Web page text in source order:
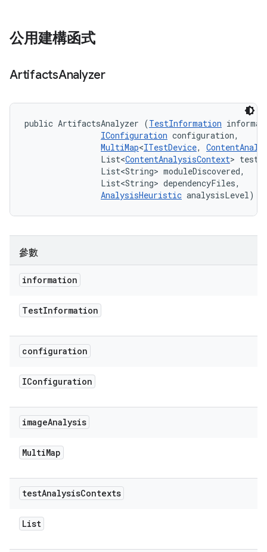
公用建構函式
ArtifactsAnalyzer
public ArtifactsAnalyzer (TestInformation
IConfiguration configuration,
MultiMap<ITestDevice,
                List<
ContentAnalysisContext>
                List<String> moduleDiscovered,
                List<String> dependencyFiles,
AnalysisHeuristic analysisLevel)
參數
information
TestInformation
configuration
IConfiguration
imageAnalysis
MultiMap
testAnalysisContexts
List